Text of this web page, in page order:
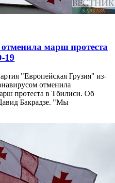
марш протеста
19
"Европейская Грузия" из-
отменила
протеста в Тбилиси. Об
Бакрадзе. "Мы